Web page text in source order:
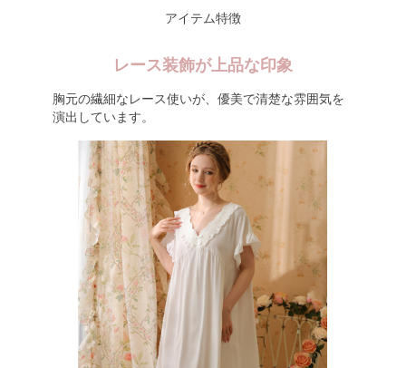
アイテム特徴
レース装飾が上品な印象
胸元の繊細なレース使いが、優美で清楚な雰囲気を
演出しています。